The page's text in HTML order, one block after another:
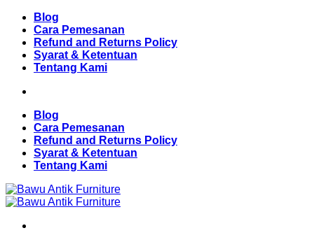
Skip
content
Blog
Cara Pemesanan
Refund and Returns Policy
Syarat & Ketentuan
Tentang Kami
Blog
Cara Pemesanan
Refund and Returns Policy
Syarat & Ketentuan
Tentang Kami